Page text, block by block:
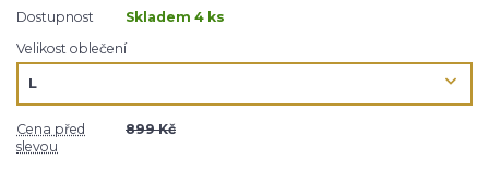
Dostupnost
Skladem 4 ks
Velikost oblečení
Cena před
slevou
899 Kč